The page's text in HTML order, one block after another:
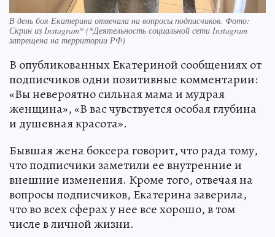
В день боя Екатерина отвечала на вопросы подписчиков. Фото:
Скрин из Instagram* (*Деятельность социальной сети Instagram
запрещена на территории РФ)
В опубликованных Екатериной сообщениях от
подписчиков одни позитивные комментарии:
«Вы невероятно сильная мама и мудрая
женщина», «В вас чувствуется особая глубина
и душевная красота».
Бывшая жена боксера говорит, что рада тому,
что подписчики заметили ее внутренние и
внешние изменения. Кроме того, отвечая на
вопросы подписчиков, Екатерина заверила,
что во всех сферах у нее все хорошо, в том
числе в личной жизни.